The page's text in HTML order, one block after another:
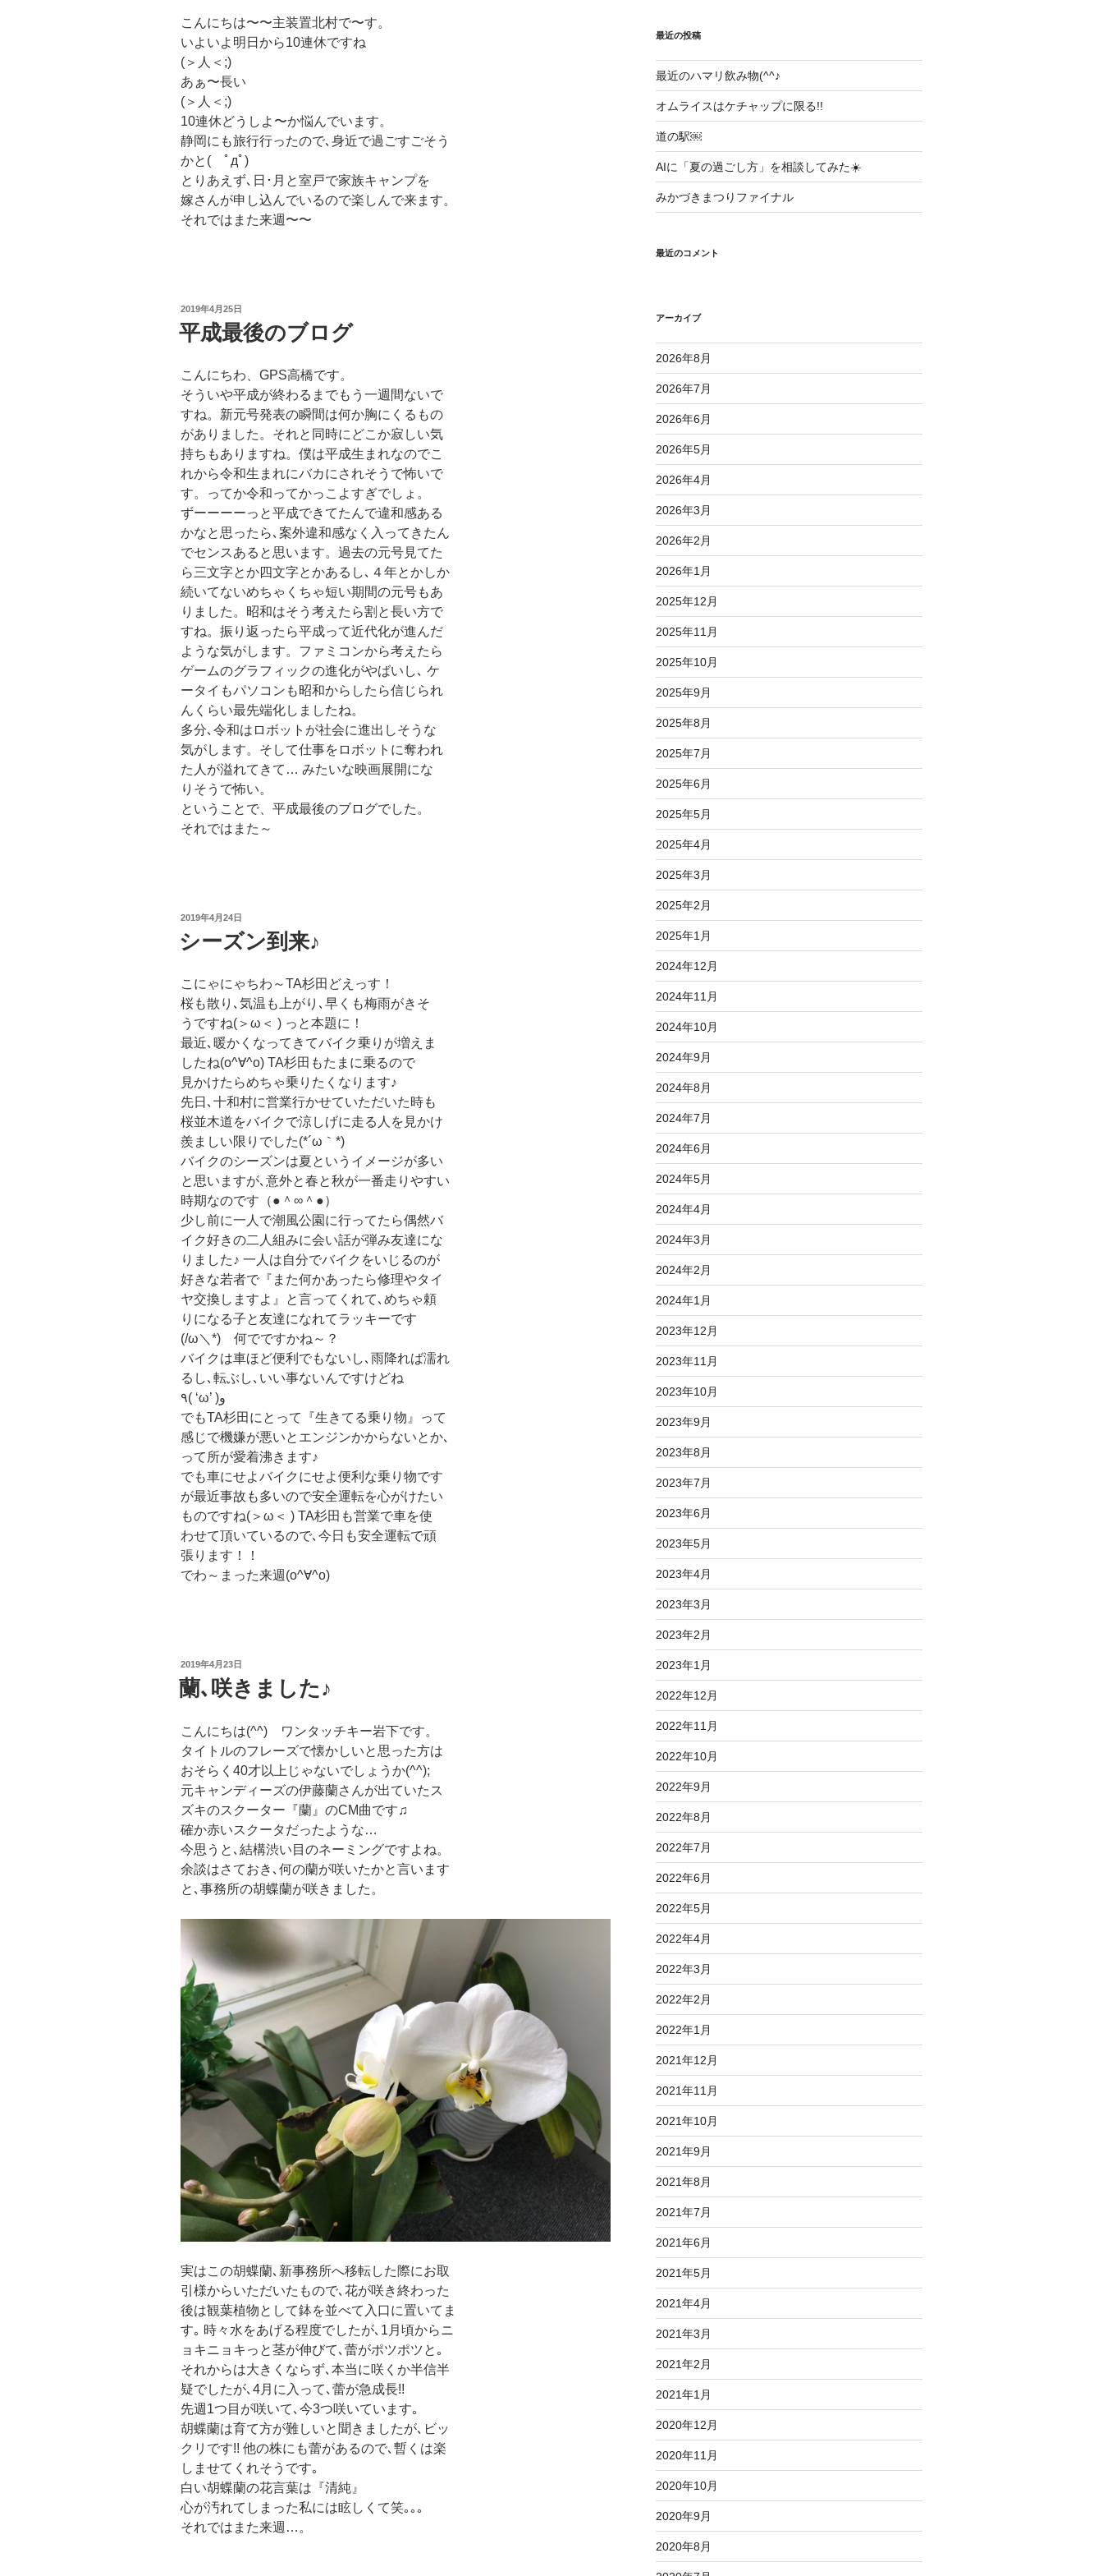
こんにちは〜〜主装置北村で〜す。
いよいよ明日から10連休ですね
(＞人＜;)
あぁ〜長い
(＞人＜;)
10連休どうしよ〜か悩んでいます。
静岡にも旅行行ったので､身近で過ごすごそう
かと( ﾟдﾟ)
とりあえず､日･月と室戸で家族キャンプを
嫁さんが申し込んでいるので楽しんで来ます。
それではまた来週〜〜
投
稿
日:
2019年4月25日
平成最後のブログ
こんにちわ、GPS高橋です。
そういや平成が終わるまでもう一週間ないで
すね。新元号発表の瞬間は何か胸にくるもの
がありました。それと同時にどこか寂しい気
持ちもありますね。僕は平成生まれなのでこ
れから令和生まれにバカにされそうで怖いで
す。ってか令和ってかっこよすぎでしょ。
ずーーーーっと平成できてたんで違和感ある
かなと思ったら､案外違和感なく入ってきたん
でセンスあると思います。過去の元号見てた
ら三文字とか四文字とかあるし､４年とかしか
続いてないめちゃくちゃ短い期間の元号もあ
りました。昭和はそう考えたら割と長い方で
すね。振り返ったら平成って近代化が進んだ
ような気がします。ファミコンから考えたら
ゲームのグラフィックの進化がやばいし､ ケ
ータイもパソコンも昭和からしたら信じられ
んくらい最先端化しましたね。
多分､令和はロボットが社会に進出しそうな
気がします。そして仕事をロボットに奪われ
た人が溢れてきて… みたいな映画展開にな
りそうで怖い。
ということで、平成最後のブログでした。
それではまた～
投
日:
2019年4月24日
シーズン到来♪
こにゃにゃちわ～TA杉田どえっす！
桜も散り､気温も上がり､早くも梅雨がきそ
うですね(＞ω＜ ) っと本題に！
最近､暖かくなってきてバイク乗りが増えま
したね(o^∀^o) TA杉田もたまに乗るので
見かけたらめちゃ乗りたくなります♪
先日､十和村に営業行かせていただいた時も
桜並木道をバイクで涼しげに走る人を見かけ
羨ましい限りでした(*´ω｀*)
バイクのシーズンは夏というイメージが多い
と思いますが､意外と春と秋が一番走りやすい
時期なのです（●＾∞＾●）
少し前に一人で潮風公園に行ってたら偶然バ
イク好きの二人組みに会い話が弾み友達にな
りました♪ 一人は自分でバイクをいじるのが
好きな若者で『また何かあったら修理やタイ
ヤ交換しますよ』と言ってくれて､めちゃ頼
りになる子と友達になれてラッキーです
(/ω＼*) 何でですかね～？
バイクは車ほど便利でもないし､雨降れば濡れ
るし､転ぶし､いい事ないんですけどね
٩( ‘ω’ )و
でもTA杉田にとって『生きてる乗り物』って
感じで機嫌が悪いとエンジンかからないとか､
って所が愛着沸きます♪
でも車にせよバイクにせよ便利な乗り物です
が最近事故も多いので安全運転を心がけたい
ものですね(＞ω＜ ) TA杉田も営業で車を使
わせて頂いているので､今日も安全運転で頑
張ります！！
でわ～まった来週(o^∀^o)
投
稿
日:
2019年4月23日
蘭､咲きました♪
こんにちは(^^) ワンタッチキー岩下です。
タイトルのフレーズで懐かしいと思った方は
おそらく40才以上じゃないでしょうか(^^);
元キャンディーズの伊藤蘭さんが出ていたス
ズキのスクーター『蘭』のCM曲です♫
確か赤いスクータだったような…
今思うと､結構渋い目のネーミングですよね。
余談はさておき､何の蘭が咲いたかと言います
と､事務所の胡蝶蘭が咲きました。
実はこの胡蝶蘭､新事務所へ移転した際にお取
引様からいただいたもので､花が咲き終わった
後は観葉植物として鉢を並べて入口に置いてま
す｡ 時々水をあげる程度でしたが､1月頃からニ
ョキニョキっと茎が伸びて､蕾がポツポツと｡
それからは大きくならず､本当に咲くか半信半
疑でしたが､4月に入って､蕾が急成長!!
先週1つ目が咲いて､今3つ咲いています｡
胡蝶蘭は育て方が難しいと聞きましたが､ビッ
クリです!! 他の株にも蕾があるので､暫くは楽
しませてくれそうです｡
白い胡蝶蘭の花言葉は『清純』
心が汚れてしまった私には眩しくて笑｡｡｡
それではまた来週…。
最近の投稿
最近のハマリ飲み物(^^♪
オムライスはケチャップに限る!!
道の駅￼
AIに「夏の過ごし方」を相談してみた☀️
みかづきまつりファイナル
最近のコメント
アーカイブ
2026年8月
2026年7月
2026年6月
2026年5月
2026年4月
2026年3月
2026年2月
2026年1月
2025年12月
2025年11月
2025年10月
2025年9月
2025年8月
2025年7月
2025年6月
2025年5月
2025年4月
2025年3月
2025年2月
2025年1月
2024年12月
2024年11月
2024年10月
2024年9月
2024年8月
2024年7月
2024年6月
2024年5月
2024年4月
2024年3月
2024年2月
2024年1月
2023年12月
2023年11月
2023年10月
2023年9月
2023年8月
2023年7月
2023年6月
2023年5月
2023年4月
2023年3月
2023年2月
2023年1月
2022年12月
2022年11月
2022年10月
2022年9月
2022年8月
2022年7月
2022年6月
2022年5月
2022年4月
2022年3月
2022年2月
2022年1月
2021年12月
2021年11月
2021年10月
2021年9月
2021年8月
2021年7月
2021年6月
2021年5月
2021年4月
2021年3月
2021年2月
2021年1月
2020年12月
2020年11月
2020年10月
2020年9月
2020年8月